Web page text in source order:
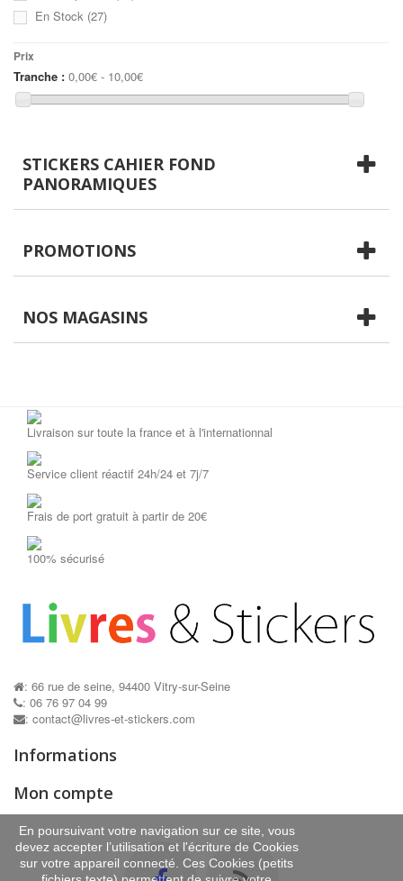
En Stock (27)
Prix
Tranche : 0,00€ - 10,00€
STICKERS CAHIER FOND
PANORAMIQUES
PROMOTIONS
NOS MAGASINS
Livraison sur toute la france et à l'internationnal
Service client réactif 24h/24 et 7j/7
Frais de port gratuit à partir de 20€
100% sécurisé
: 66 rue de seine, 94400 Vitry-sur-Seine
: 06 76 97 04 99
: contact@livres-et-stickers.com
Informations
Mon compte
En poursuivant votre navigation sur ce site, vous
devez accepter l’utilisation et l'écriture de Cookies
sur votre appareil connecté. Ces Cookies (petits